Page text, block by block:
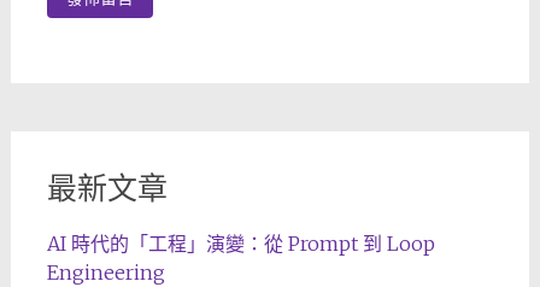
最新文章
AI 時代的「工程」演變：從 Prompt 到 Loop
Engineering